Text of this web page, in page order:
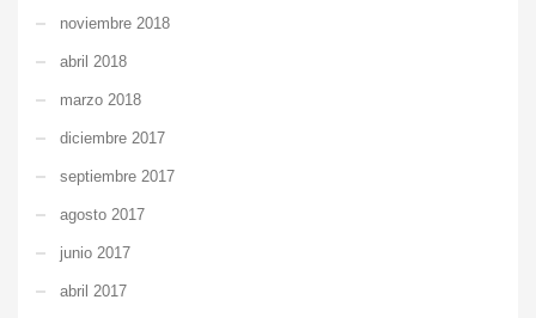
noviembre 2018
abril 2018
marzo 2018
diciembre 2017
septiembre 2017
agosto 2017
junio 2017
abril 2017